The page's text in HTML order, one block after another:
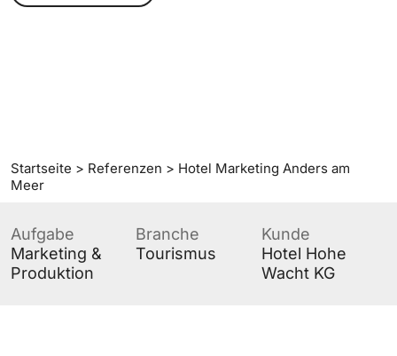
Startseite > Referenzen > Hotel Marketing Anders am
Meer
Aufgabe
Marketing &
Produktion
Branche
Tourismus
Kunde
Hotel Hohe
Wacht KG